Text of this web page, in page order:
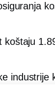
koštaju
industrije